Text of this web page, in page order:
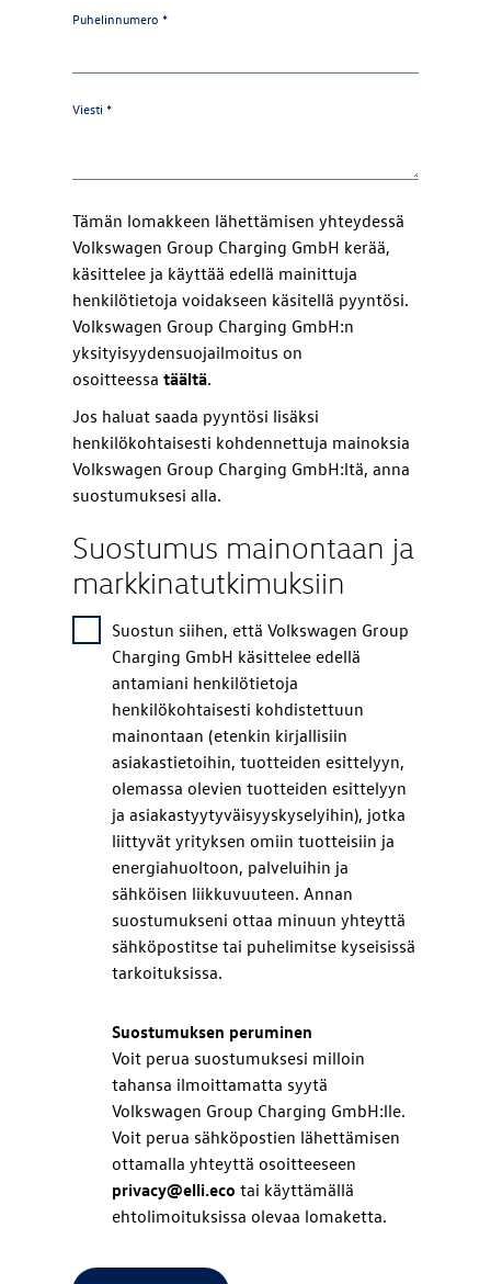
Puhelinnumero *
Viesti *
Tämän lomakkeen lähettämisen yhteydessä
Volkswagen Group Charging GmbH kerää,
käsittelee ja käyttää edellä mainittuja
henkilötietoja voidakseen käsitellä pyyntösi.
Volkswagen Group Charging GmbH:n
yksityisyydensuojailmoitus on
osoitteessa täältä.
Jos haluat saada pyyntösi lisäksi
henkilökohtaisesti kohdennettuja mainoksia
Volkswagen Group Charging GmbH:ltä, anna
suostumuksesi alla.
Suostumus mainontaan ja
markkinatutkimuksiin
Suostun siihen, että Volkswagen Group
Charging GmbH käsittelee edellä
antamiani henkilötietoja
henkilökohtaisesti kohdistettuun
mainontaan (etenkin kirjallisiin
asiakastietoihin, tuotteiden esittelyyn,
olemassa olevien tuotteiden esittelyyn
ja asiakastyytyväisyyskyselyihin), jotka
liittyvät yrityksen omiin tuotteisiin ja
energiahuoltoon, palveluihin ja
sähköisen liikkuvuuteen. Annan
suostumukseni ottaa minuun yhteyttä
sähköpostitse tai puhelimitse kyseisissä
tarkoituksissa.
Suostumuksen peruminen
Voit perua suostumuksesi milloin
tahansa ilmoittamatta syytä
Volkswagen Group Charging GmbH:lle.
Voit perua sähköpostien lähettämisen
ottamalla yhteyttä osoitteeseen
privacy@elli.eco tai käyttämällä
ehtolimoituksissa olevaa lomaketta.